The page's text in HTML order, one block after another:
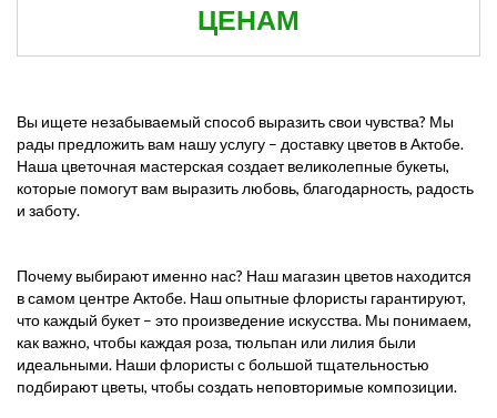
ЦЕНАМ
Вы ищете незабываемый способ выразить свои чувства? Мы
рады предложить вам нашу услугу – доставку цветов в Актобе.
Наша цветочная мастерская создает великолепные букеты,
которые помогут вам выразить любовь, благодарность, радость
и заботу.
Почему выбирают именно нас? Наш магазин цветов находится
в самом центре Актобе. Наш опытные флористы гарантируют,
что каждый букет – это произведение искусства. Мы понимаем,
как важно, чтобы каждая роза, тюльпан или лилия были
идеальными. Наши флористы с большой тщательностью
подбирают цветы, чтобы создать неповторимые композиции.